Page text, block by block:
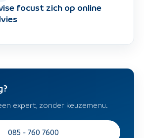
focust zich op online
expert, zonder keuzemenu.
085 - 760 7600